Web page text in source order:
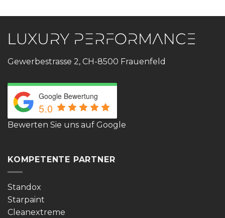
Gewerbestrasse 2, CH-8500 Frauenfeld
Google Bewertung
5.0
Bewerten Sie uns auf Google
KOMPETENTE PARTNER
Standox
Starpaint
Cleanextreme